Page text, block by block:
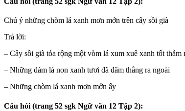
Chú ý những chòm lá xanh mơn mởn trên cây sồi già
Trả lời:
– Cây sồi già tỏa rộng một vòm lá xum xuê xanh tốt thẫm
– Những đám lá non xanh tươi đã đâm thẳng ra ngoài
– Những chòm lá xanh mơn mởn ấy
Câu hỏi (trang 52 sgk Ngữ văn 12 Tập 2):